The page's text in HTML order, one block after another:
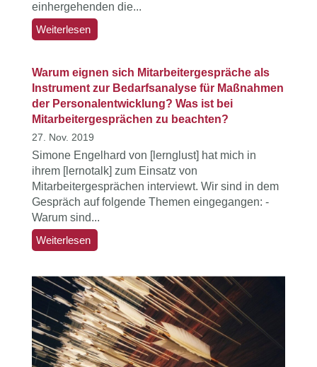
einhergehenden die...
Weiterlesen
Warum eignen sich Mitarbeitergespräche als
Instrument zur Bedarfsanalyse für Maßnahmen
der Personalentwicklung? Was ist bei
Mitarbeitergesprächen zu beachten?
27. Nov. 2019
Simone Engelhard von [lernglust] hat mich in
ihrem [lernotalk] zum Einsatz von
Mitarbeitergesprächen interviewt. Wir sind in dem
Gespräch auf folgende Themen eingegangen: -
Warum sind...
Weiterlesen